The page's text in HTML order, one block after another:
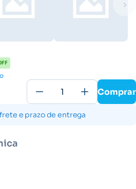
Comprar
e prazo de entrega